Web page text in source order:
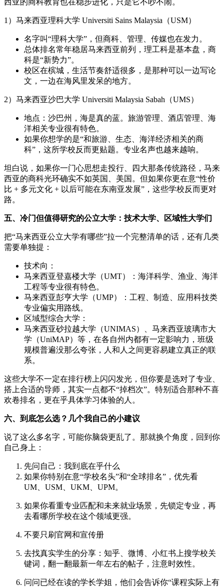
1）马来西亚理科大学 Universiti Sains Malaysia（USM）
名字叫“理科大学”，但商科、管理、传媒也在发力。
总体排名常年稳居马来西亚前列，理工科是基本盘，商
科是“新势力”。
校区在槟城，生活节奏舒适很多，是那种可以一边写论
文，一边在海风里发呆的地方。
2）马来西亚沙巴大学 Universiti Malaysia Sabah（UMS）
地点：沙巴州，海是真的蓝。旅游管理、酒店管理、海
洋相关专业很有特色。
如果你想学的是“和旅游、生态、海洋经济相关的商
科”，这所学校反而更贴题。专业名声也越来越响。
坦白说，如果你一门心思想走投行、四大那条传统路径，马来
西亚的商科光环确实不如英国、美国。但如果你更在意“性价
比 + 多元文化 + 以后可能在东南亚发展”，这些学校反而更对
路。
五、冷门但值得研究的公立大学：技术大学、区域性大学们
把“马来西亚公立大学有哪些”拉一个完整清单的话，还有几类
需要单独提：
技术向：
马来西亚登嘉楼大学（UMT）：海洋科学、渔业、海洋
工程等专业很有特色。
马来西亚彭亨大学（UMP）：工程、制造、应用科技类
专业偏实用路线。
区域型综合大学：
马来西亚砂拉越大学（UNIMAS）、马来西亚玻璃市大
学（UniMAP）等，在各自州内都有一定影响力，班级
规模普遍没那么夸张，人和人之间更容易建立真正的联
系。
这些大学不一定在排行榜上闪闪发光，但你要是选对了专业、
搭上合适的导师，其实一点都不“掉档次”。特别适合那种不喜
欢卷排名，更在乎具体学习体验的人。
六、到底怎么选？几个我自己的小建议
说了这么多名字，可能你脑袋更乱了。那就换个角度，回到你
自己身上：
先问自己：我到底在乎什么
如果你特别在意“学校名头”和“全球排名”，优先看
UM、USM、UKM、UPM。
如果你看重专业匹配和未来就业场景，先锁定专业，再
去看哪所学校在这个领域更强。
不要只刷官网和宣传册
去找真实学生的分享：知乎、微博、小红书上搜学校关
键词，翻一翻最新一年左右的帖子，注意时效性。
问问已经在读的学长学姐，他们会告诉你“课程实际上有